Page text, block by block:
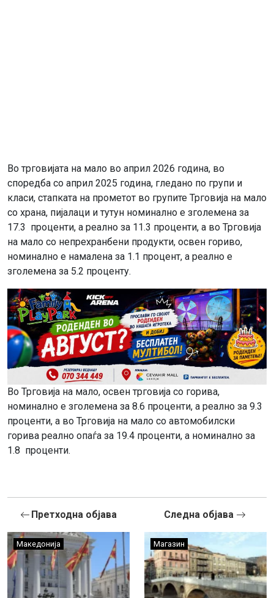
Во трговијата на мало во април 2026 година, во
споредба со април 2025 година, гледано по групи и
класи, стапката на прометот во групите Трговија на мало
со храна, пијалаци и тутун номинално е зголемена за
17.3 проценти, а реално за 11.3 проценти, а во Трговија
на мало со непрехранбени продукти, освен гориво,
номинално е намалена за 1.1 процент, а реално е
зголемена за 5.2 проценту.
Во Трговија на мало, освен трговија со горива,
номинално е зголемена за 8.6 проценти, а реално за 9.3
проценти, а во Трговија на мало со автомобилски
горива реално опаѓа за 19.4 проценти, а номинално за
1.8 проценти.
Претходна објава
Македонија
Следна објава
Магазин